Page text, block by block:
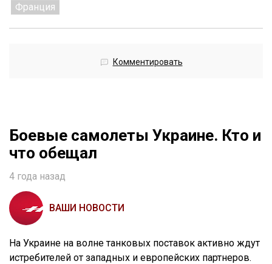
Франция
Комментировать
Боевые самолеты Украине. Кто и
что обещал
4 года назад
ВАШИ НОВОСТИ
На Украине на волне танковых поставок активно ждут
истребителей от западных и европейских партнеров.